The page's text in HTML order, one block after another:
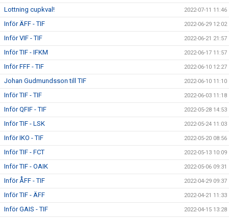
Lottning cupkval! 2022-07-11 11:46
Inför ÄFF - TIF 2022-06-29 12:02
Inför VIF - TIF 2022-06-21 21:57
Inför TIF - IFKM 2022-06-17 11:57
Inför FFF - TIF 2022-06-10 12:27
Johan Gudmundsson till TIF 2022-06-10 11:10
Inför TIF - TIF 2022-06-03 11:18
Inför QFIF - TIF 2022-05-28 14:53
Inför TIF - LSK 2022-05-24 11:03
Inför IKO - TIF 2022-05-20 08:56
Inför TIF - FCT 2022-05-13 10:09
Inför TIF - OAIK 2022-05-06 09:31
Inför ÅFF - TIF 2022-04-29 09:37
Inför TIF - ÄFF 2022-04-21 11:33
Inför GAIS - TIF 2022-04-15 13:28